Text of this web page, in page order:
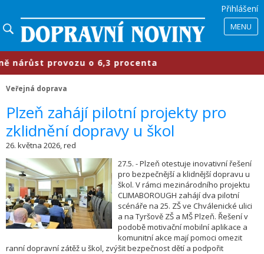
Přihlášení
MENU
provozu o 6,3 procenta
Veřejná doprava
​Plzeň zahájí pilotní projekty pro
zklidnění dopravy u škol
26. května 2026, red
27.5. - Plzeň otestuje inovativní řešení
pro bezpečnější a klidnější dopravu u
škol. V rámci mezinárodního projektu
CLIMABOROUGH zahájí dva pilotní
scénáře na 25. ZŠ ve Chválenické ulici
a na Tyršově ZŠ a MŠ Plzeň. Řešení v
podobě motivační mobilní aplikace a
komunitní akce mají pomoci omezit
ranní dopravní zátěž u škol, zvýšit bezpečnost dětí a podpořit